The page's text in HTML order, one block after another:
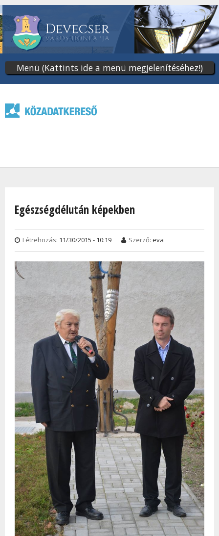
tartalomra
Menü (Kattints ide a menü megjelenítéséhez!)
Egészségdélután képekben
Létrehozás: 11/30/2015 - 10:19 Szerző: eva